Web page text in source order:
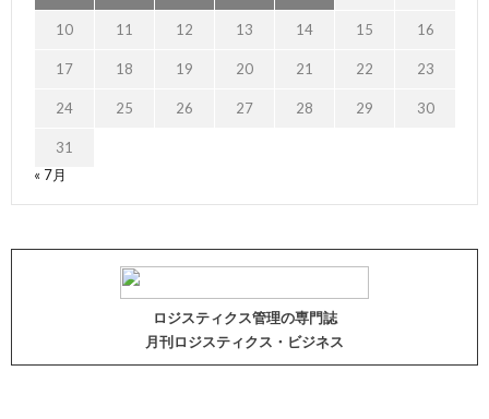
10 11 12 13 14 15 16
17 18 19 20 21 22 23
24 25 26 27 28 29 30
31
« 7月
ロジスティクス管理の専門誌
月刊ロジスティクス・ビジネス